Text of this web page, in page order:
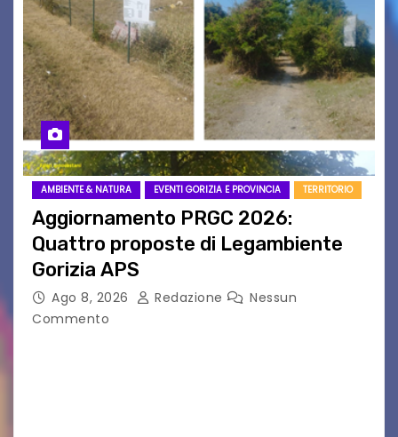
AMBIENTE & NATURA EVENTI GORIZIA E PROVINCIA TERRITORIO
Aggiornamento PRGC 2026:
Quattro proposte di Legambiente
Gorizia APS
Ago 8, 2026 Redazione
Nessun
Commento